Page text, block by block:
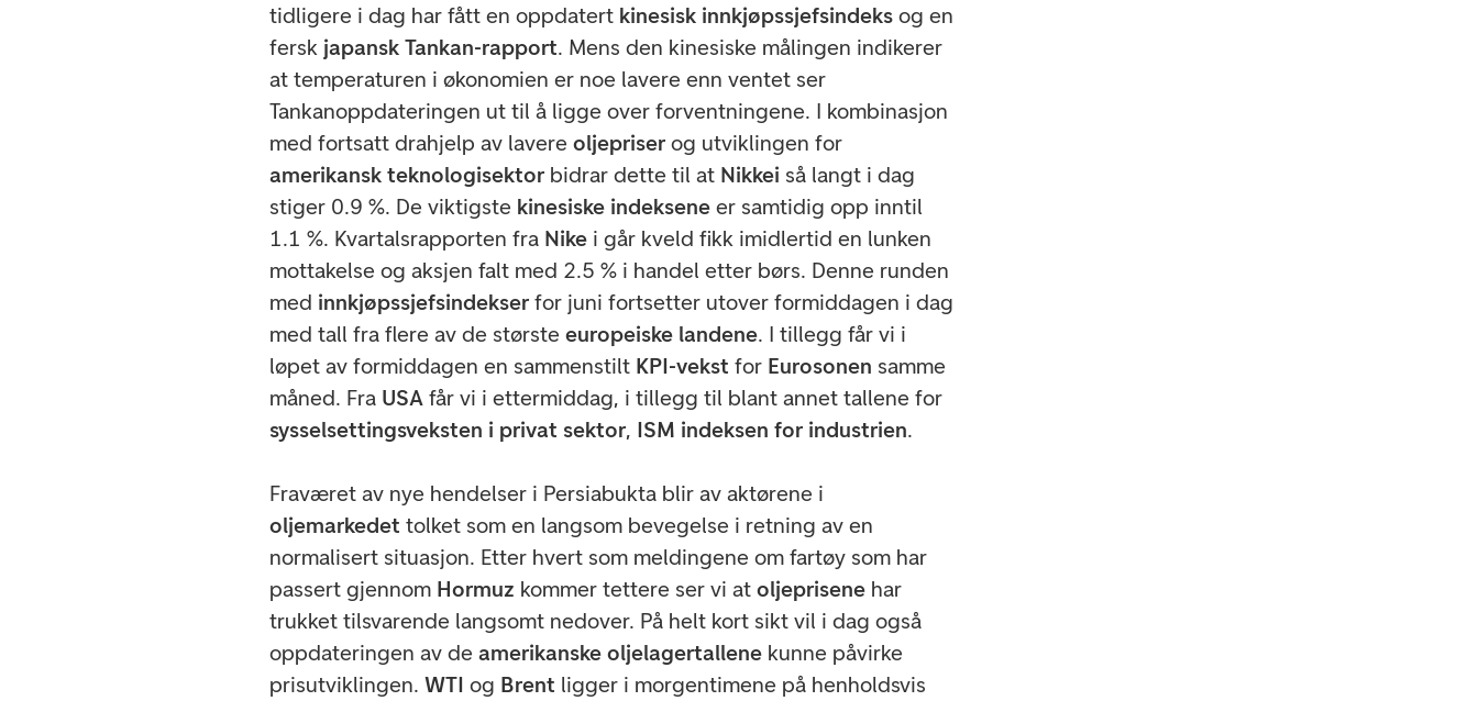
tidligere i dag har fått en oppdatert kinesisk innkjøpssjefsindeks og en
fersk japansk Tankan-rapport. Mens den kinesiske målingen indikerer
at temperaturen i økonomien er noe lavere enn ventet ser
Tankanoppdateringen ut til å ligge over forventningene. I kombinasjon
med fortsatt drahjelp av lavereoljepriserog utviklingen for
amerikansk teknologisektor bidrar dette til at Nikkei så langt i dag
stiger 0.9 %. De viktigste kinesiske indeksene er samtidig opp inntil
1.1 %. Kvartalsrapporten fra Nike i går kveld fikk imidlertid en lunken
mottakelse og aksjen falt med 2.5 % i handel etter børs. Denne runden
med innkjøpssjefsindekser for juni fortsetter utover formiddagen i dag
med tall fra flere av de størsteeuropeiske landene. I tillegg får vi i
løpet av formiddagen en sammenstilt KPI-vekst for Eurosonen samme
måned. Fra USA får vi i ettermiddag, i tillegg til blant annet tallene for
sysselsettingsveksten i privat sektor, ISM indeksen for industrien.
Fraværet av nye hendelser i Persiabukta blir av aktørene i
oljemarkedettolket som en langsom bevegelse i retning av en
normalisert situasjon. Etter hvert som meldingene om fartøy som har
passert gjennom Hormuz kommer tettere ser vi atoljeprisene har
trukket tilsvarende langsomt nedover. På helt kort sikt vil i dag også
oppdateringen av deamerikanske oljelagertallene kunne påvirke
prisutviklingen.WTIog Brent ligger i morgentimene på henholdsvis